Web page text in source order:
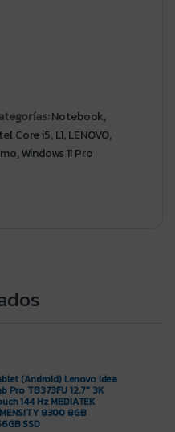
Notebook,
Core i5,L1,LENOVO,
,Windows 11 Pro
(Android) Lenovo Idea
Pro TB373FU 12.7″ 3K
144 Hz MEDIATEK
8300 8GB
SSD